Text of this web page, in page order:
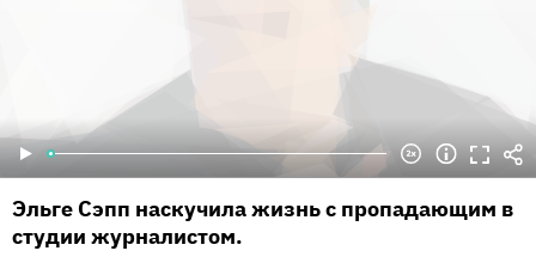
Эльге Сэпп наскучила жизнь с пропадающим в
студии журналистом.